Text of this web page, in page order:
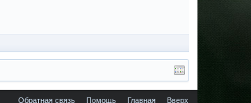
Обратная связь Помощь Главная Вверх